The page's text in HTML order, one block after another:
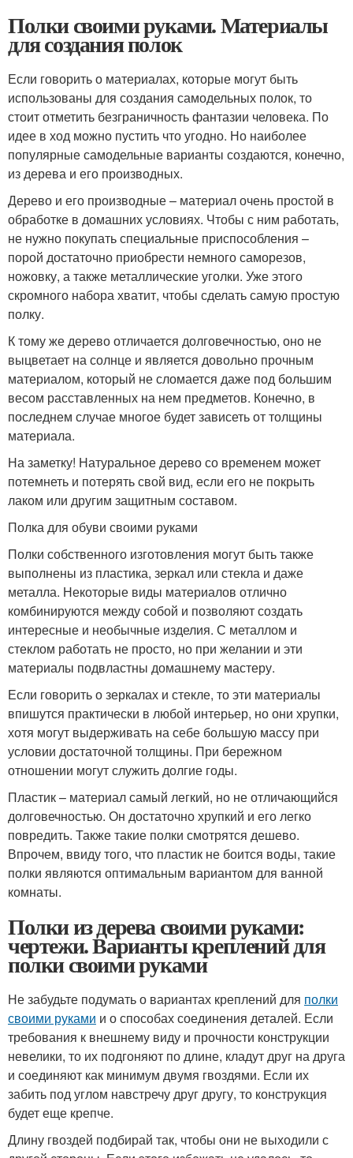
Полки своими руками. Материалы
для создания полок
Если говорить о материалах, которые могут быть
использованы для создания самодельных полок, то
стоит отметить безграничность фантазии человека. По
идее в ход можно пустить что угодно. Но наиболее
популярные самодельные варианты создаются, конечно,
из дерева и его производных.
Дерево и его производные – материал очень простой в
обработке в домашних условиях. Чтобы с ним работать,
не нужно покупать специальные приспособления –
порой достаточно приобрести немного саморезов,
ножовку, а также металлические уголки. Уже этого
скромного набора хватит, чтобы сделать самую простую
полку.
К тому же дерево отличается долговечностью, оно не
выцветает на солнце и является довольно прочным
материалом, который не сломается даже под большим
весом расставленных на нем предметов. Конечно, в
последнем случае многое будет зависеть от толщины
материала.
На заметку! Натуральное дерево со временем может
потемнеть и потерять свой вид, если его не покрыть
лаком или другим защитным составом.
Полка для обуви своими руками
Полки собственного изготовления могут быть также
выполнены из пластика, зеркал или стекла и даже
металла. Некоторые виды материалов отлично
комбинируются между собой и позволяют создать
интересные и необычные изделия. С металлом и
стеклом работать не просто, но при желании и эти
материалы подвластны домашнему мастеру.
Если говорить о зеркалах и стекле, то эти материалы
впишутся практически в любой интерьер, но они хрупки,
хотя могут выдерживать на себе большую массу при
условии достаточной толщины. При бережном
отношении могут служить долгие годы.
Пластик – материал самый легкий, но не отличающийся
долговечностью. Он достаточно хрупкий и его легко
повредить. Также такие полки смотрятся дешево.
Впрочем, ввиду того, что пластик не боится воды, такие
полки являются оптимальным вариантом для ванной
комнаты.
Полки из дерева своими руками:
чертежи. Варианты креплений для
полки своими руками
Не забудьте подумать о вариантах креплений для полки
своими руками и о способах соединения деталей. Если
требования к внешнему виду и прочности конструкции
невелики, то их подгоняют по длине, кладут друг на друга
и соединяют как минимум двумя гвоздями. Если их
забить под углом навстречу друг другу, то конструкция
будет еще крепче.
Длину гвоздей подбирай так, чтобы они не выходили с